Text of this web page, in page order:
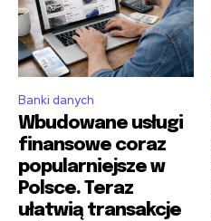
Banki danych
Wbudowane usługi
finansowe coraz
popularniejsze w
Polsce. Teraz
ułatwią transakcje